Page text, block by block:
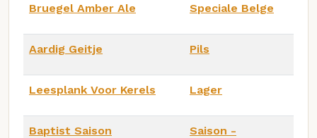
Bruegel Amber Ale Speciale Belge
Aardig Geitje Pils
Leesplank Voor Kerels Lager
Baptist Saison
Saison -